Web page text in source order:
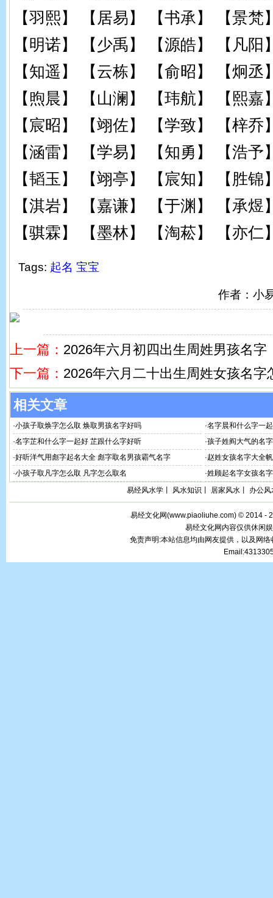
【羽熙】 【居易】 【书承】 【景梵
【明诺】 【少禹】 【源皓】 【凡阳
【知遥】 【云栋】 【俞昭】 【炯丞
【煦晨】 【山澜】 【玮航】 【熙嘉
【宸昭】 【翊佐】 【学致】 【梓乔
【涵雷】 【学易】 【知勇】 【浩予
【韬玉】 【翊亭】 【宸知】 【胜锦
【淇岩】 【嘉谦】 【于渊】 【承煜
【骐霖】 【墨林】 【淘菘】 【亦仁
Tags: 起名 宝宝
作者：小
上一篇： 2026年六月初四出生周姓男孩名字
下一篇： 2026年六月二十出生周姓女孩名字
相关文章
·小孩子取焕字怎么取 焕取男孩名字好吗 ·名字晨和什么字一
·名字芷和什么字一起好 芷跟什么字好听 ·孩子姓阎大气的名
·好听洋气用彪字起名大全 彪字取名男孩霸气名字 ·赵姓女孩名字大全
·小孩子取凡字怎么取 凡字怎么取名 ·姓顾起名字女孩名
易经风水学
风水知识 居家风水 办公风
易经文化网(www.piaoliuhe.com) © 2014 -
易经文化网内容仅供休闲
免责声明:本站信息均由网友提供，以及网